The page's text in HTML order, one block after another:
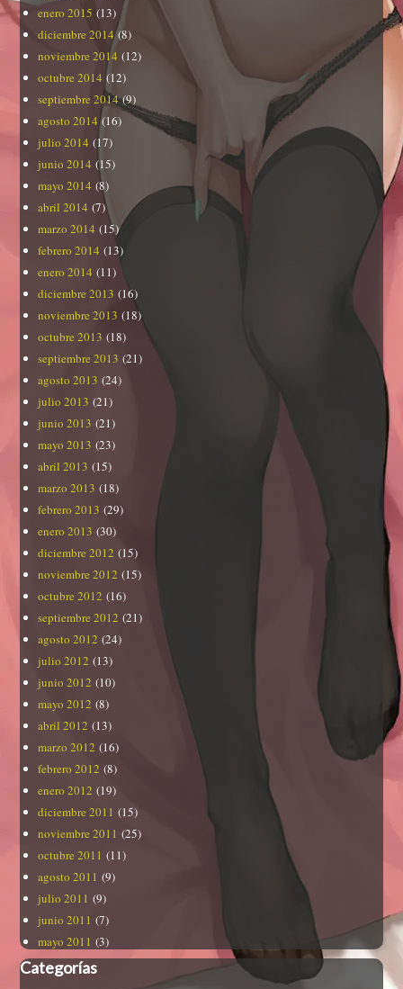
enero 2015 (13)
diciembre 2014(8)
noviembre 2014 (12)
octubre 2014 (12)
septiembre 2014(9)
agosto 2014(16)
julio 2014 (17)
junio 2014 (15)
mayo 2014 (8)
abril 2014 (7)
marzo 2014 (15)
febrero 2014 (13)
enero 2014 (11)
diciembre 2013 (16)
noviembre 2013 (18)
octubre 2013 (18)
septiembre 2013 (21)
agosto 2013 (24)
julio 2013 (21)
junio 2013 (21)
mayo 2013 (23)
abril 2013 (15)
marzo 2013 (18)
febrero 2013 (29)
enero 2013 (30)
diciembre 2012 (15)
noviembre 2012 (15)
octubre 2012 (16)
septiembre 2012 (21)
agosto 2012 (24)
julio 2012 (13)
junio 2012 (10)
mayo 2012 (8)
abril 2012 (13)
marzo 2012 (16)
febrero 2012 (8)
enero 2012 (19)
diciembre 2011 (15)
noviembre 2011 (25)
octubre 2011 (11)
agosto 2011 (9)
julio 2011 (9)
junio 2011 (7)
mayo 2011 (3)
Categorías